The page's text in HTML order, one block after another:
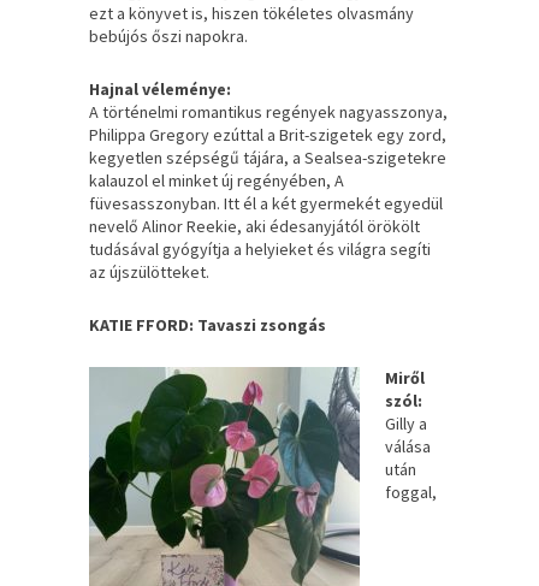
ezt a könyvet is, hiszen tökéletes olvasmány
bebújós őszi napokra.
Hajnal véleménye:
A történelmi romantikus regények nagyasszonya,
Philippa Gregory ezúttal a Brit-szigetek egy zord,
kegyetlen szépségű tájára, a Sealsea-szigetekre
kalauzol el minket új regényében, A
füvesasszonyban. Itt él a két gyermekét egyedül
nevelő Alinor Reekie, aki édesanyjától örökölt
tudásával gyógyítja a helyieket és világra segíti
az újszülötteket.
KATIE FFORD: Tavaszi zsongás
Miről
szól:
Gilly a
válása
után
foggal,